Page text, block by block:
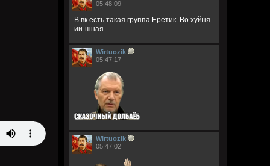
05:48:09
В вк есть такая группа Еретик. Во хуйня
ии-шная
Wirtuozik
05:47:17
Wirtuozik
05:47:02